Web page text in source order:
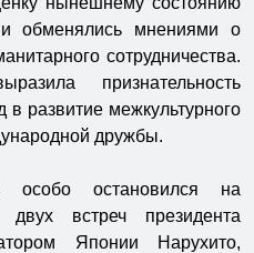
и обменялись мнениями о
сотрудничества.
признательность
развитие межкультурного
дружбы.
остановился на
двух встреч президента
Японии Нарухито,